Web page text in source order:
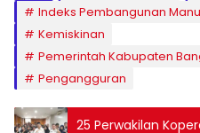
Indeks Pembangunan
Kemiskinan
Pemerintah Kabupaten
Pengangguran
25 Perwakilan